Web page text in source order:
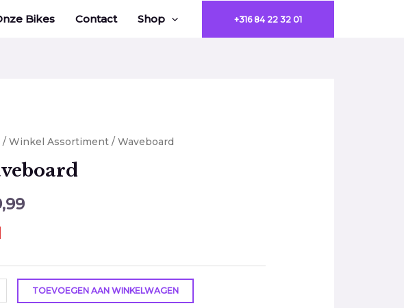
Bikes Contact Shop +316 84 22 32 01
/ Winkel Assortiment/ Waveboard
TOEVOEGEN AAN WINKELWAGEN